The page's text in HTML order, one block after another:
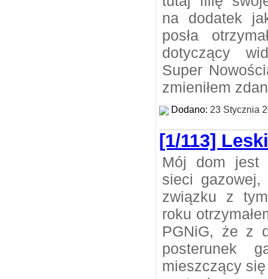
na dodatek
posła
dotyczący
Super
zmieniłem
Dodano: 23 Stycznia
[1/113]
Mój dom jest
sieci
związku z
roku
PGNiG, że z
posterunek
mieszczący